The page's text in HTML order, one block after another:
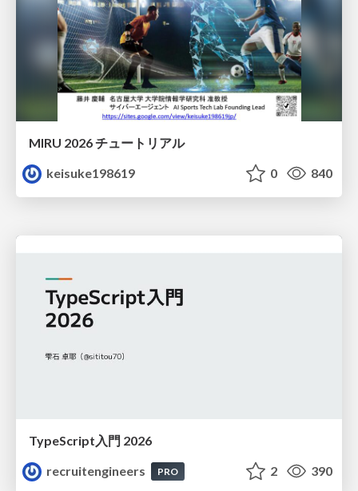
MIRU 2026 チュートリアル
keisuke198619
0 840
TypeScript入門 2026
recruitengineers
PRO 2 390